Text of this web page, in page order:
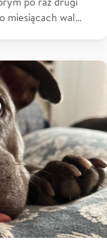
miesiącach wal…